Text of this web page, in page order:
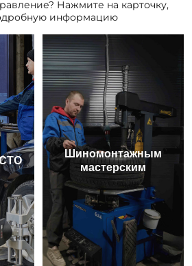
Нажмите на карточку,
информацию
Шиномонтажным
мастерским